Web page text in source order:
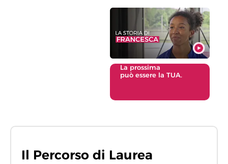
La prossima
può essere la TUA.
Il Percorso di Laurea